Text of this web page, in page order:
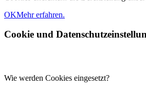
OKMehr erfahren.
Cookie und
Wie werden Cookies eingesetzt?